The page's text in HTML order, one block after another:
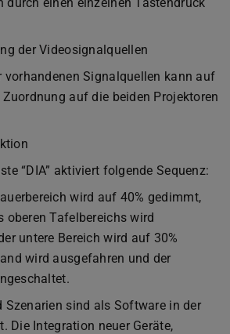
der Videosignalquellen
vorhandenen Signalquellen kann auf
auf die beiden Projektoren
“DIA” aktiviert folgende Sequenz:
wird auf 40% gedimmt,
oberen Tafelbereichs wird
untere Bereich wird auf 30%
wird ausgefahren und der
Szenarien sind als Software in der
Die Integration neuer Geräte,